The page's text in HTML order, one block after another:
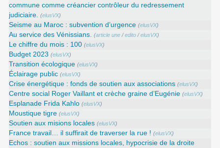
commune comme créancier contrôleur du redressement
judiciaire. (elusVX)
Seisme au Maroc : subvention d’urgence (elusVX)
Au service des Vénissians. (article une /edito /elusVX)
Le chiffre du mois : 100 (elusVX)
Budget 2023 (elusVX)
Transition écologique (elusVX)
Éclairage public (elusVX)
Crise énergétique : fonds de soutien aux associations (elusVX)
Centre social Roger Vaillant et crèche graine d’Eugénie (elusVX)
Esplanade Frida Kahlo (elusVX)
Moustique tigre (elusVX)
Soutien aux misions locales (elusVX)
France travail… il suffirait de traverser la rue ! (elusVX)
Echos : soutien aux missions locales, hypocrisie de la droite